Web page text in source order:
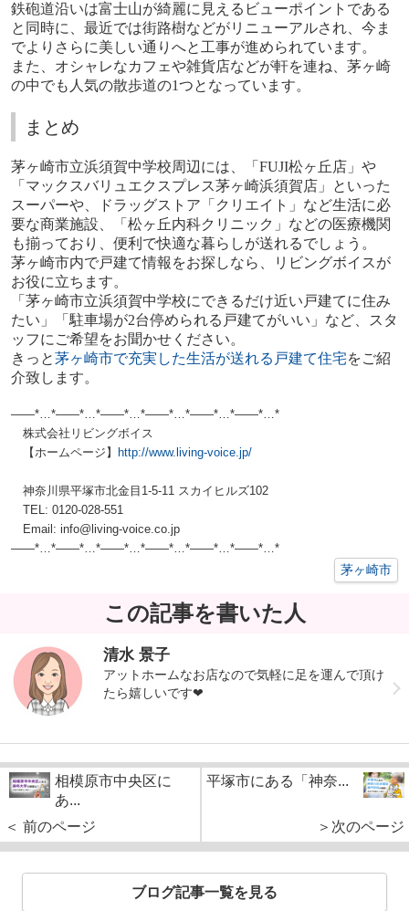
鉄砲道沿いは富士山が綺麗に見えるビューポイントである
と同時に、最近では街路樹などがリニューアルされ、今ま
でよりさらに美しい通りへと工事が進められています。
また、オシャレなカフェや雑貨店などが軒を連ね、茅ヶ崎
の中でも人気の散歩道の1つとなっています。
まとめ
茅ヶ崎市立浜須賀中学校周辺には、「 FUJI松ヶ丘店」や
「マックスバリュエクスプレス茅ヶ崎浜須賀店」といった
スーパーや、ドラッグストア「クリエイト」など生活に必
要な商業施設、「松ヶ丘内科クリニック」などの医療機関
も揃っており、便利で快適な暮らしが送れるでしょう。
茅ヶ崎市内で戸建て情報をお探しなら、リビングボイスが
お役に立ちます。
「茅ヶ崎市立浜須賀中学校にできるだけ近い戸建てに住み
たい」「駐車場が2台停められる戸建てがいい」など、スタ
ッフにご希望をお聞かせください。
きっと茅ヶ崎市で充実した生活が送れる戸建て住宅をご紹
介致します。
——*…*——*…*——*…*——*…*——*…*——*…*
株式会社リビングボイス
【ホームページ】
http://www.living-voice.jp/
神奈川県平塚市北金目1-5-11 スカイヒルズ102
TEL: 0120-028-551
Email: info@living-voice.co.jp
——*…*——*…*——*…*——*…*——*…*——*…*
茅ヶ崎市
この記事を書いた人
清水 景子
アットホームなお店なので気軽に足を運んで頂け
たら嬉しいです❤︎
相模原市中央区に
あ...
＜ 前のページ
平塚市にある「神奈...
＞次のページ
ブログ記事一覧を見る